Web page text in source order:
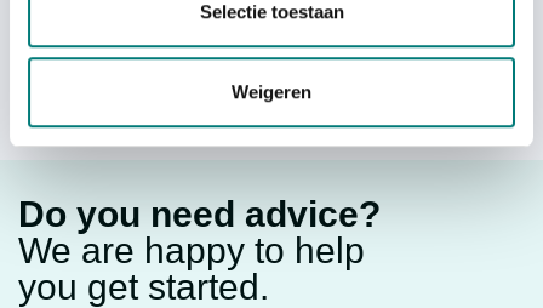
Selectie toestaan
Weigeren
Do you need advice?
We are happy to help
you get started.